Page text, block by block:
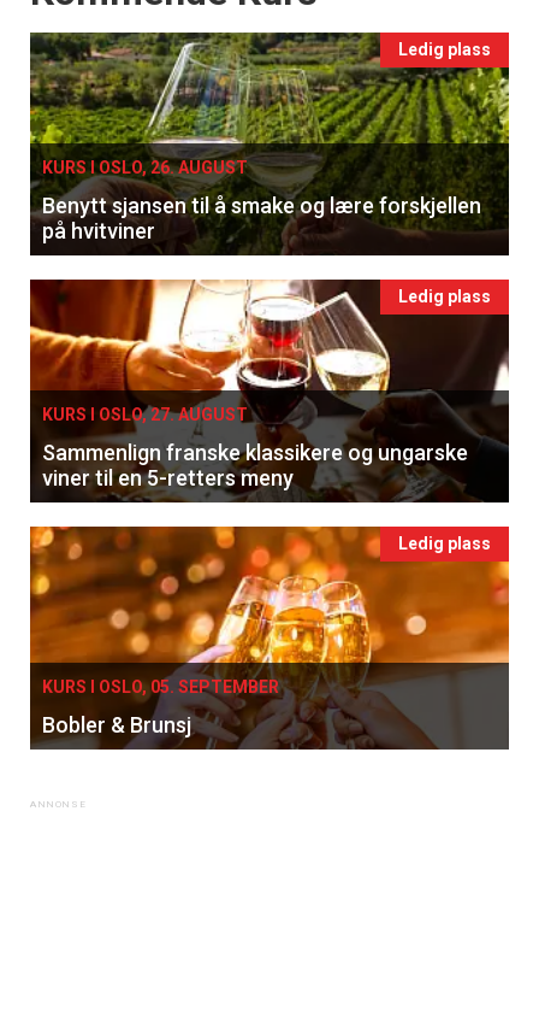
Ledig plass
KURS I OSLO, 26. AUGUST
Benytt sjansen til å smake og lære forskjellen
på hvitviner
Ledig plass
KURS I OSLO, 27. AUGUST
Sammenlign franske klassikere og ungarske
viner til en 5-retters meny
Ledig plass
KURS I OSLO, 05. SEPTEMBER
Bobler & Brunsj